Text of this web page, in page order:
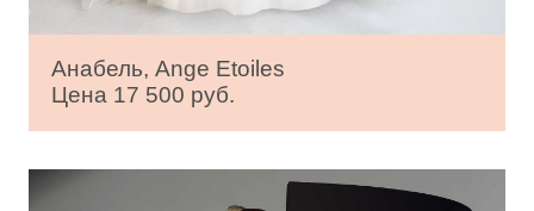
Анабель, Ange Etoiles
Цена 17 500 руб.